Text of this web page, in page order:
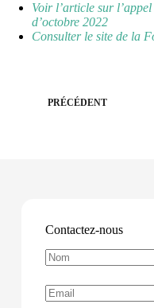
Voir l’article sur
d’octobre 2022
Consulter le site de la
PRÉCÉDENT
Contactez-nous